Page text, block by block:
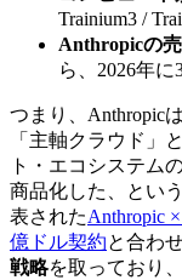
Trainium3 /
Anthropicの
ら、2026年
つまり、Anthropic
「主軸クラウド」
ト・エコシステム
商品化した、とい
表されたAnthropic
億ドル契約と合わ
戦略を取っており